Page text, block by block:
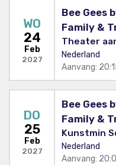
WO
24
Feb
2027
Bee Gees
Family &
Theater
Nederland
Aanvang:
DO
25
Feb
2027
Bee Gees
Family &
Kunstmin
Nederland
Aanvang: